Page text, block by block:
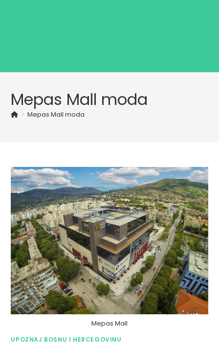
Mepas Mall moda
> Mepas Mall moda
Mepas Mall
UPOZNAJ BOSNU I HERCEGOVINU